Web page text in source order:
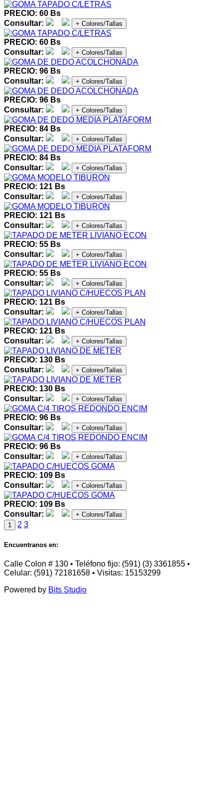
PRECIO: 60 Bs
Consultar:
+ Colores/Tallas
PRECIO: 60 Bs
Consultar:
+ Colores/Tallas
PRECIO: 96 Bs
Consultar:
+ Colores/Tallas
PRECIO: 96 Bs
Consultar:
+ Colores/Tallas
PRECIO: 84 Bs
Consultar:
+ Colores/Tallas
PRECIO: 84 Bs
Consultar:
+ Colores/Tallas
PRECIO: 121 Bs
Consultar:
+ Colores/Tallas
PRECIO: 121 Bs
Consultar:
+ Colores/Tallas
PRECIO: 55 Bs
Consultar:
+ Colores/Tallas
PRECIO: 55 Bs
Consultar:
+ Colores/Tallas
PRECIO: 121 Bs
Consultar:
+ Colores/Tallas
PRECIO: 121 Bs
Consultar:
+ Colores/Tallas
PRECIO: 130 Bs
Consultar:
+ Colores/Tallas
PRECIO: 130 Bs
Consultar:
+ Colores/Tallas
PRECIO: 96 Bs
Consultar:
+ Colores/Tallas
PRECIO: 96 Bs
Consultar:
+ Colores/Tallas
PRECIO: 109 Bs
Consultar:
+ Colores/Tallas
PRECIO: 109 Bs
Consultar:
+ Colores/Tallas
1
2 3
Encuentranos en:
Calle Colon # 130 • Teléfono fijo: (591) (3) 3361855 •
Celular: (591) 72181658 • Visitas: 15153299
Powered by Bits Studio